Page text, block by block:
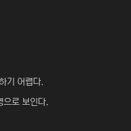
기 어렵다.
으로 보인다.